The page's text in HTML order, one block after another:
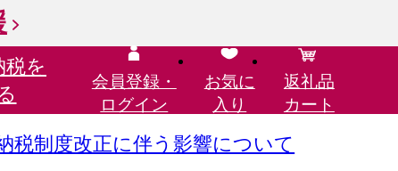
を
会員登録・
ログイン
お気に
入り
返礼品
カート
税制度改正に伴う影響について